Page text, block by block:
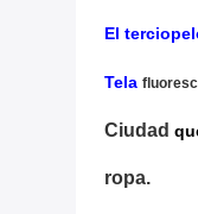
El
Tela
Ciudad
ropa.